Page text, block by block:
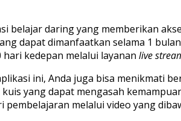
belajar daring yang memberikan
dapat dimanfaatkan selama 1
hari kedepan melalui layanan live
ini, Anda juga bisa menikmati
yang dapat mengasah
pembelajaran melalui video yang